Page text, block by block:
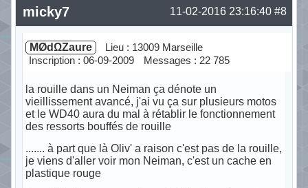
Hors ligne #8
11-02-2016 23:16:40
micky7
MØdΩZaure
Lieu : 13009 Marseille
Inscription : 06-09-2009
Messages : 22 785
la rouille dans un Neiman ça dénote un
vieillissement avancé, j'ai vu ça sur plusieurs motos
et le WD40 aura du mal à rétablir le fonctionnement
des ressorts bouffés de rouille
....... à part que là Oliv' a raison c'est pas de la rouille,
je viens d'aller voir mon Neiman, c'est un cache en
plastique rouge